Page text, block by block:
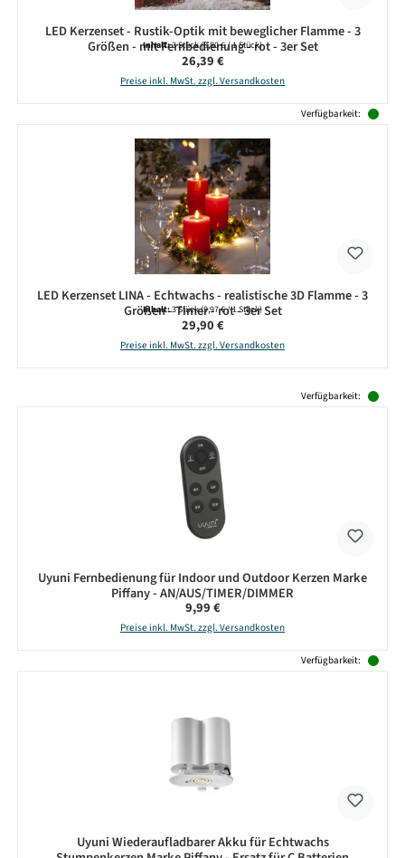
LED Kerzenset - Rustik-Optik mit beweglicher Flamme - 3
Größen - mit Fernbedienung - rot - 3er Set
Inhalt:3 Stück(8,80 € / 1 Stück)
Regulärer Preis:
26,39 €
Preise inkl. MwSt. zzgl. Versandkosten
Verfügbarkeit:
LED Kerzenset LINA - Echtwachs - realistische 3D Flamme - 3
Größen - Timer - rot - 3er Set
Inhalt:3 Stück(9,97 € / 1 Stück)
Regulärer Preis:
29,90 €
Preise inkl. MwSt. zzgl. Versandkosten
Verfügbarkeit:
Uyuni Fernbedienung für Indoor und Outdoor Kerzen Marke
Piffany - AN/AUS/TIMER/DIMMER
Regulärer Preis:
9,99 €
Preise inkl. MwSt. zzgl. Versandkosten
Verfügbarkeit:
Uyuni Wiederaufladbarer Akku für Echtwachs